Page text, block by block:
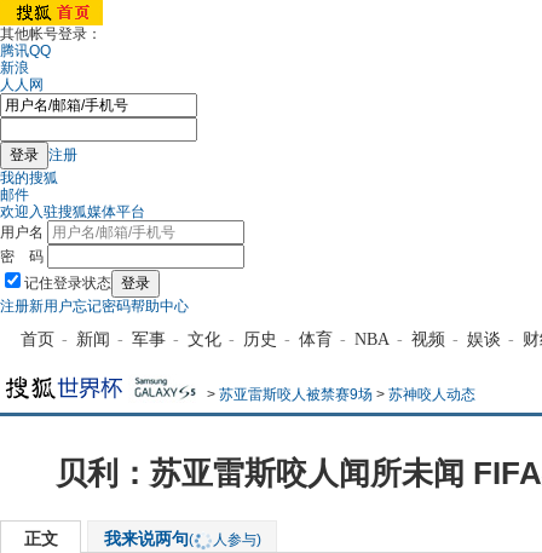
其他帐号登录：
腾讯QQ
新浪
人人网
注册
我的搜狐
邮件
欢迎入驻搜狐媒体平台
用户名
密 码
记住登录状态
注册新用户忘记密码帮助中心
首页 - 新闻 - 军事 - 文化 - 历史 - 体育 - NBA - 视频 - 娱谈 -
> 苏亚雷斯咬人被禁赛9场 > 苏神咬人动态
贝利：苏亚雷斯咬人闻所未闻
正文 我来说两句( 人参与)